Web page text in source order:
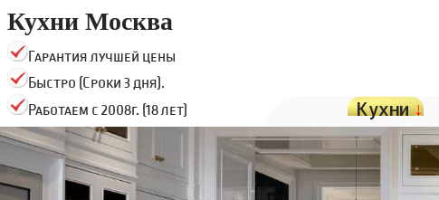
Кухни Москва
Гарантия лучшей цены
Быстро (Сроки 3 дня).
Работаем с 2008г. (18 лет)
Кухни↓